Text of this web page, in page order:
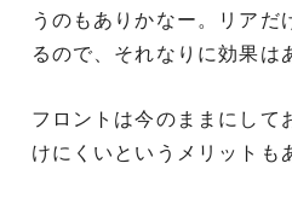
うのもありかなー。リアだ
るので、それなりに効果は
フロントは今のままにして
けにくいというメリットも